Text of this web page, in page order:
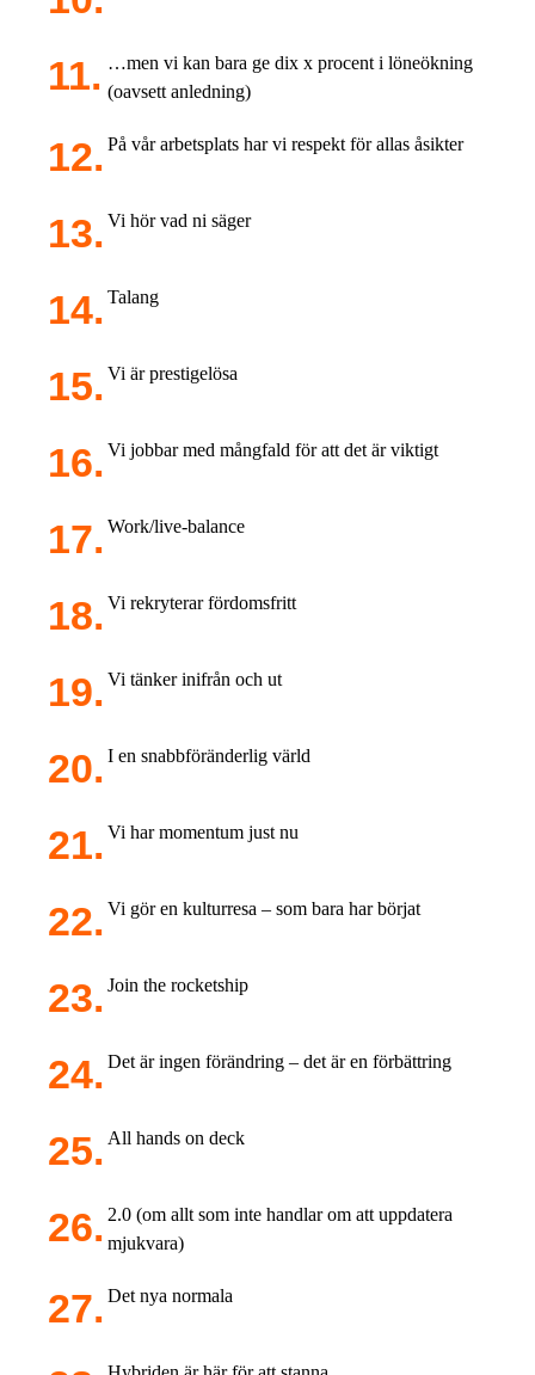
…men vi kan bara ge dix x procent i löneökning
(oavsett anledning)
På vår arbetsplats har vi respekt för allas åsikter
Vi hör vad ni säger
Talang
Vi är prestigelösa
Vi jobbar med mångfald för att det är viktigt
Work/live-balance
Vi rekryterar fördomsfritt
Vi tänker inifrån och ut
I en snabbföränderlig värld
Vi har momentum just nu
Vi gör en kulturresa – som bara har börjat
Join the rocketship
Det är ingen förändring – det är en förbättring
All hands on deck
2.0 (om allt som inte handlar om att uppdatera
mjukvara)
Det nya normala